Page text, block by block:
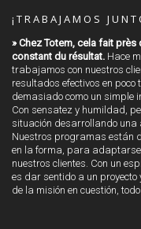
¡TRABAJAMOS
» Chez Totem, cela fait
constant du résultat. Hace
trabajamos con nuestros
resultados efectivos en
demasiado como un simple
Con sensatez y humildad,
situación desarrollando una
Nuestros programas están
en la forma, para
nuestros clientes. Con un
es dar sentido a un proyecto
de la misión en cuestión,